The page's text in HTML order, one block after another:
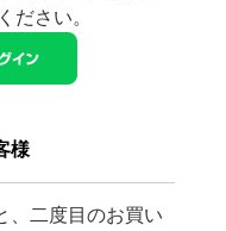
ださい。
様
、二度目のお買い